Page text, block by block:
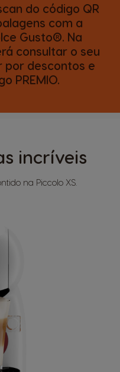
do código QR
com a
Gusto®. Na
consultar o seu
por descontos e
PREMIO.
incríveis
na Piccolo XS.